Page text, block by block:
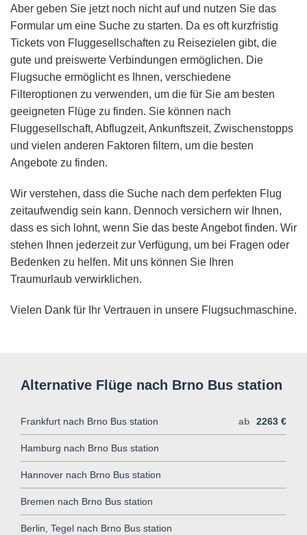
Aber geben Sie jetzt noch nicht auf und nutzen Sie das
Formular um eine Suche zu starten. Da es oft kurzfristig
Tickets von Fluggesellschaften zu Reisezielen gibt, die
gute und preiswerte Verbindungen ermöglichen. Die
Flugsuche ermöglicht es Ihnen, verschiedene
Filteroptionen zu verwenden, um die für Sie am besten
geeigneten Flüge zu finden. Sie können nach
Fluggesellschaft, Abflugzeit, Ankunftszeit, Zwischenstopps
und vielen anderen Faktoren filtern, um die besten
Angebote zu finden.
Wir verstehen, dass die Suche nach dem perfekten Flug
zeitaufwendig sein kann. Dennoch versichern wir Ihnen,
dass es sich lohnt, wenn Sie das beste Angebot finden. Wir
stehen Ihnen jederzeit zur Verfügung, um bei Fragen oder
Bedenken zu helfen. Mit uns können Sie Ihren
Traumurlaub verwirklichen.
Vielen Dank für Ihr Vertrauen in unsere Flugsuchmaschine.
Alternative Flüge nach Brno Bus station
Frankfurt nach Brno Bus station ab 2263 €
Hamburg nach Brno Bus station
Hannover nach Brno Bus station
Bremen nach Brno Bus station
Berlin, Tegel nach Brno Bus station